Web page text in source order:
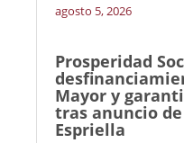
agosto 5, 2026
Prosperidad
Mayor y
tras anuncio
Espriella